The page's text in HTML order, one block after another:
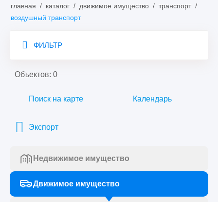
главная / каталог / движимое имущество / транспорт /
воздушный транспорт
ФИЛЬТР
Объектов: 0
Поиск на карте Календарь
Экспорт
Недвижимое имущество
Движимое имущество